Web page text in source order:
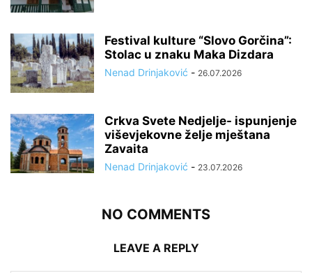
Festival kulture “Slovo Gorčina”:
Stolac u znaku Maka Dizdara
Nenad Drinjaković - 26.07.2026
Crkva Svete Nedjelje- ispunjenje
viševjekovne želje mještana
Zavaita
Nenad Drinjaković - 23.07.2026
NO COMMENTS
LEAVE A REPLY